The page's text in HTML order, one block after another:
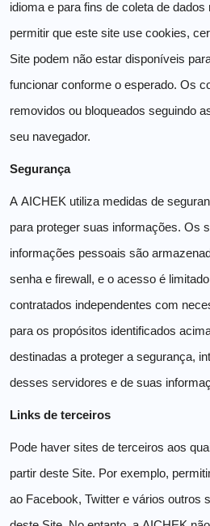
idioma e para fins de coleta de dados
permitir que este site use cookies,
Site podem não estar disponíveis
funcionar conforme o esperado. Os
removidos ou bloqueados seguindo
seu navegador.
Segurança
A AICHEK utiliza medidas de
para proteger suas informações. Os
informações pessoais são
senha e firewall, e o acesso é
contratados independentes com
para os propósitos identificados
destinadas a proteger a segurança,
desses servidores e de suas
Links de terceiros
Pode haver sites de terceiros aos
partir deste Site. Por exemplo,
ao Facebook, Twitter e vários outros